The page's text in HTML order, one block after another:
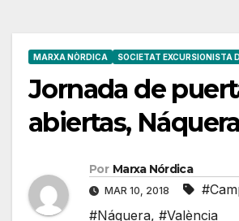
MARXA NÒRDICA SOCIETAT EXCURSIONISTA
Jornada de
abiertas, Náquera
Por Marxa Nórdica
MAR 10, 2018
#Náquera, #València